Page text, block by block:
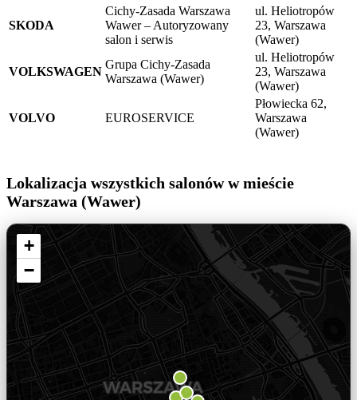
SKODA
Cichy-Zasada Warszawa
Wawer – Autoryzowany
salon i serwis
ul. Heliotropów
23, Warszawa
(Wawer)
VOLKSWAGEN
Grupa Cichy-Zasada
Warszawa (Wawer)
ul. Heliotropów
23, Warszawa
(Wawer)
VOLVO EUROSERVICE
Płowiecka 62,
Warszawa
(Wawer)
Lokalizacja wszystkich salonów w mieście
Warszawa (Wawer)
+
−